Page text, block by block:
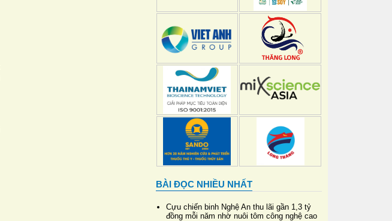
BÀI ĐỌC NHIỀU NHẤT
Cựu chiến binh Nghệ An thu lãi gần 1,3 tỷ
đồng mỗi năm nhờ nuôi tôm công nghệ cao